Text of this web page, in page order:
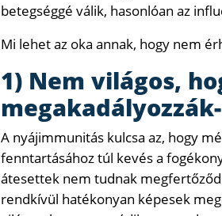
betegséggé válik, hasonlóan az
Mi lehet az oka annak, hogy nem
1) Nem világos,
A nyájimmunitás kulcsa az, hogy
fenntartásához túl kevés a
átesettek nem tudnak
rendkívül hatékonyan képesek